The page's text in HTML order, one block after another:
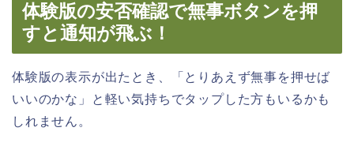
体験版の安否確認で無事ボタンを押
すと通知が飛ぶ！
体験版の表示が出たとき、「とりあえず無事を押せば
いいのかな」と軽い気持ちでタップした方もいるかも
しれません。